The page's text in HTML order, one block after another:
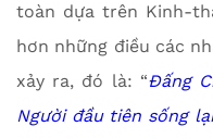
toàn dựa trên Kinh-
hơn những điều các
xảy ra, đó là: “Đấng
Người đầu tiên sống